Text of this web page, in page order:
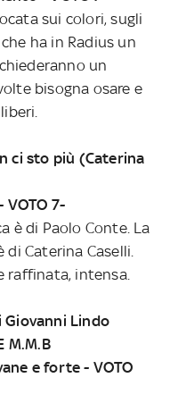
sui colori, sugli
ha in Radius un
un
bisogna osare e
ci sto più (Caterina
VOTO 7-
è di Paolo Conte. La
Caterina Caselli.
raffinata, intensa.
Giovanni Lindo
M.M.B
e forte - VOTO